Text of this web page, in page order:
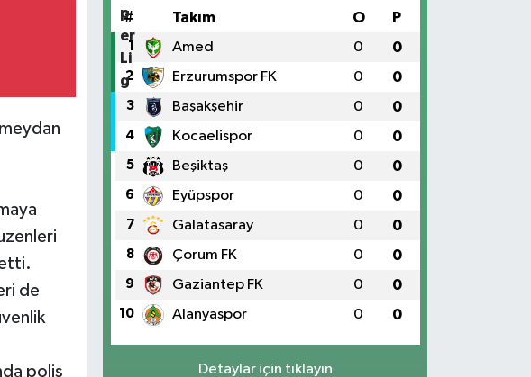
de
polis
# Takım O P
1 Amed 0 0
2 Erzurumspor FK 0 0
3 Başakşehir 0 0
4 Kocaelispor 0 0
5 Beşiktaş 0 0
6 Eyüpspor 0 0
7 Galatasaray 0 0
8 Çorum FK 0 0
9 Gaziantep FK 0 0
10 Alanyaspor 0 0
Detaylar için tıklayın